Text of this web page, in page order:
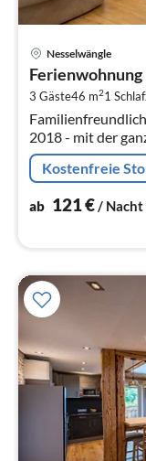
Nesselwängle
3 Gäste46 m21
2018 - mit der ganz
m zur Loipe,
Kostenfreie
ab 121€/ Nacht